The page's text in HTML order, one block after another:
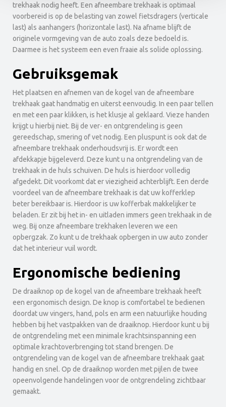
trekhaak nodig heeft. Een afneembare trekhaak is optimaal
voorbereid is op de belasting van zowel fietsdragers (verticale
last) als aanhangers (horizontale last). Na afname blijft de
originele vormgeving van de auto zoals deze bedoeld is.
Daarmee is het systeem een even fraaie als solide oplossing.
Gebruiksgemak
Het plaatsen en afnemen van de kogel van de afneembare
trekhaak gaat handmatig en uiterst eenvoudig. In een paar tellen
en met een paar klikken, is het klusje al geklaard. Vieze handen
krijgt u hierbij niet. Bij de ver- en ontgrendeling is geen
gereedschap, smering of vet nodig. Een pluspunt is ook dat de
afneembare trekhaak onderhoudsvrij is. Er wordt een
afdekkapje bijgeleverd. Deze kunt u na ontgrendeling van de
trekhaak in de huls schuiven. De huls is hierdoor volledig
afgedekt. Dit voorkomt dat er viezigheid achterblijft. Een derde
voordeel van de afneembare trekhaak is dat uw kofferklep
beter bereikbaar is. Hierdoor is uw kofferbak makkelijker te
beladen. Er zit bij het in- en uitladen immers geen trekhaak in de
weg. Bij onze afneembare trekhaken leveren we een
opbergzak. Zo kunt u de trekhaak opbergen in uw auto zonder
dat het interieur vuil wordt.
Ergonomische bediening
De draaiknop op de kogel van de afneembare trekhaak heeft
een ergonomisch design. De knop is comfortabel te bedienen
doordat uw vingers, hand, pols en arm een natuurlijke houding
hebben bij het vastpakken van de draaiknop. Hierdoor kunt u bij
de ontgrendeling met een minimale krachtsinspanning een
optimale krachtoverbrenging tot stand brengen. De
ontgrendeling van de kogel van de afneembare trekhaak gaat
handig en snel. Op de draaiknop worden met pijlen de twee
opeenvolgende handelingen voor de ontgrendeling zichtbaar
gemaakt.